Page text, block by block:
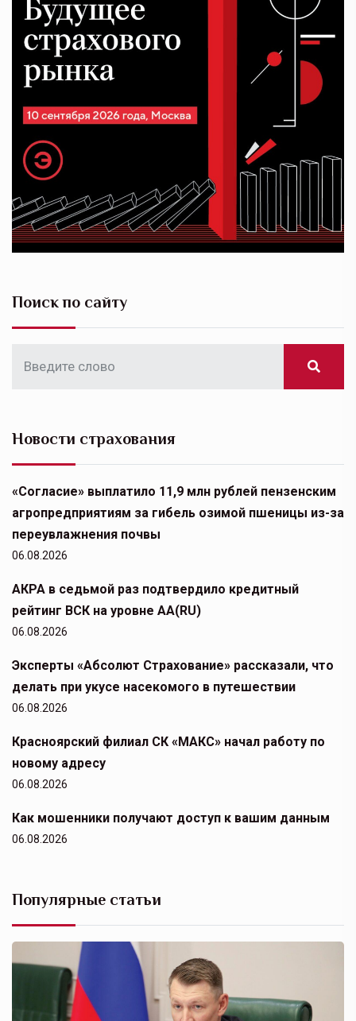
Поиск по сайту
Новости страхования
«Согласие» выплатило 11,9 млн рублей пензенским
агропредприятиям за гибель озимой пшеницы из-за
переувлажнения почвы
06.08.2026
АКРА в седьмой раз подтвердило кредитный
рейтинг ВСК на уровне АА(RU)
06.08.2026
Эксперты «Абсолют Страхование» рассказали, что
делать при укусе насекомого в путешествии
06.08.2026
Красноярский филиал СК «МАКС» начал работу по
новому адресу
06.08.2026
Как мошенники получают доступ к вашим данным
06.08.2026
Популярные статьи